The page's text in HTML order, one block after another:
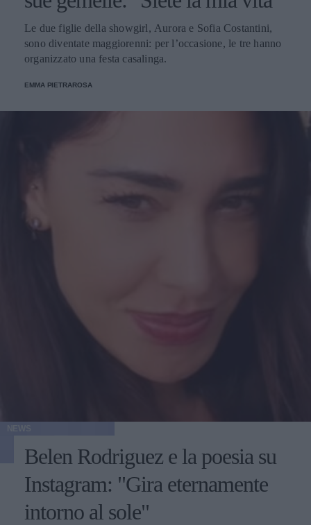
Le due figlie della showgirl, Aurora e Sofia Costantini,
sono diventate maggiorenni: per l’occasione, le tre hanno
organizzato una festa casalinga.
EMMA PIETRAROSA
Belen Rodriguez e la poesia su
Instagram: "Gira eternamente
intorno al sole"